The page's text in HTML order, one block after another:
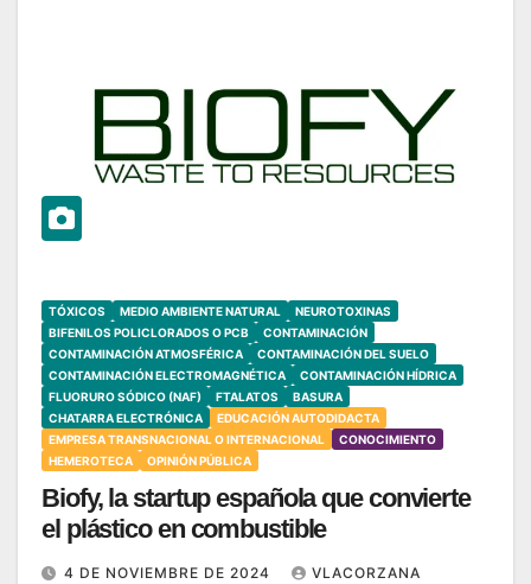
TÓXICOS MEDIO AMBIENTE NATURAL
NEUROTOXINAS
BIFENILOS POLICLORADOS O PCB
CONTAMINACIÓN
CONTAMINACIÓN ATMOSFÉRICA
CONTAMINACIÓN DEL SUELO
CONTAMINACIÓN ELECTROMAGNÉTICA
CONTAMINACIÓN HÍDRICA
FLUORURO SÓDICO (NAF)
FTALATOS
BASURA
CHATARRA ELECTRÓNICA
EDUCACIÓN AUTODIDACTA
EMPRESA TRANSNACIONAL O INTERNACIONAL
CONOCIMIENTO
HEMEROTECA
OPINIÓN PÚBLICA
Biofy, la startup española que convierte
el plástico en combustible
4 DE NOVIEMBRE DE 2024 VLACORZANA